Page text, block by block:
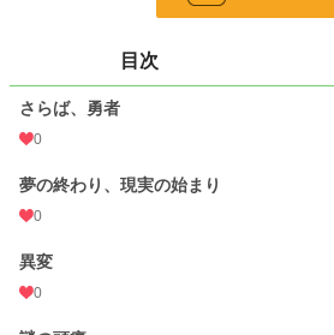
また平穏な毎日が繰り返される。
そう、思っていた――
小説 30,230 位 / 228,570 件
文字数
更新日時
目次
さらば、勇者
0
夢の終わり、現実の始まり
0
異変
0